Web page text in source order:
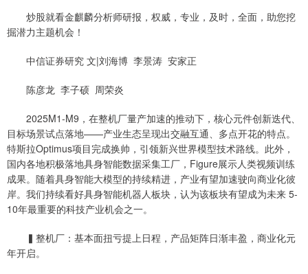
炒股就看金麒麟分析师研报，权威，专业，及时，全面，助您挖
掘潜力主题机会！
中信证券研究 文|刘海博 李景涛 安家正
陈彦龙 李子硕 周荣炎
2025M1-M9，在整机厂量产加速的推动下，核心元件创新迭代、
目标场景试点落地——产业生态呈现出交融互通、多点开花的特点。
特斯拉Optimus项目完成换帅，引领新兴世界模型技术路线。此外，
国内各地积极落地具身智能数据采集工厂，Figure展示人类视频训练
成果。随着具身智能大模型的持续精进，产业有望加速驶向商业化彼
岸。我们持续看好具身智能机器人板块，认为该板块有望成为未来 5-
10年最重要的科技产业机会之一。
▍整机厂：基本面扭亏提上日程，产品矩阵日渐丰盈，商业化元
年开启。